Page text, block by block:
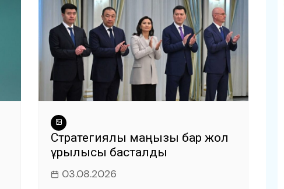
Стратегиялық маңызы бар жол
құрылысы басталды
03.08.2026